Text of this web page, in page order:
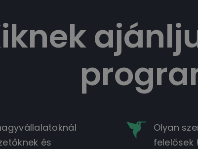
és
Olyan
felelősek